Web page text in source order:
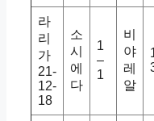
라
리
가
21-
12-
18
소
시
에
다
1
–
1
비
야
레
알